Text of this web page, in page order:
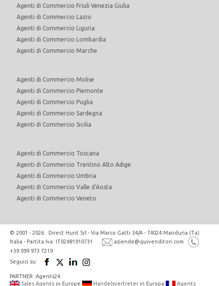
Agenti di Commercio Friuli Venezia Giulia
Agenti di Commercio Lazio
Agenti di Commercio Liguria
Agenti di Commercio Lombardia
Agenti di Commercio Marche
Agenti di Commercio Molise
Agenti di Commercio Piemonte
Agenti di Commercio Puglia
Agenti di Commercio Sardegna
Agenti di Commercio Sicilia
Agenti di Commercio Toscana
Agenti di Commercio Trentino Alto Adige
Agenti di Commercio Umbria
Agenti di Commercio Valle d'Aosta
Agenti di Commercio Veneto
© 2001 - 2026 Direct Hunt Srl - Via Marco Gatti 34/A - 74024 Manduria (Ta)
Italia - Partita Iva: IT02481910731
aziende@quivenditori.com
+39 099 973 7219
Seguici su:
PARTNER: Agents24
Sales Agents in Europe Handelsvertreter in Europa Agents